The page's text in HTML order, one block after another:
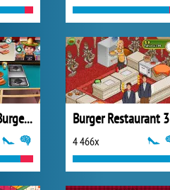
Cooking Fast: Burger and Hotdog Burger Restaurant 3
4 466x